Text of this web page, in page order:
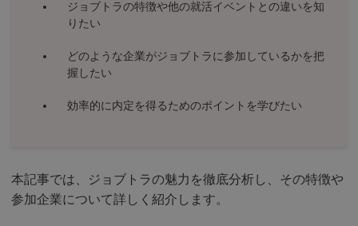
ジョブトラの特徴や他の就活イベントとの違いを知
りたい
どのような企業がジョブトラに参加しているかを把
握したい
効率的に内定を得るためのポイントを学びたい
本記事では、ジョブトラの魅力を徹底分析し、その特徴や
参加企業について詳しく紹介します。